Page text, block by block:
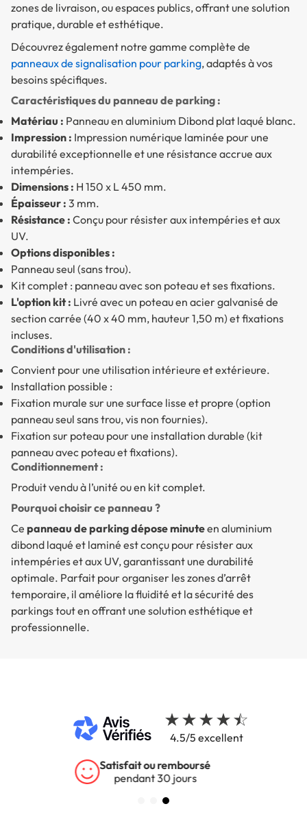
zones de livraison, ou espaces publics, offrant une solution
pratique, durable et esthétique.
Découvrez également notre gamme complète de
panneaux de signalisation pour parking, adaptés à vos
besoins spécifiques.
Caractéristiques du panneau de parking :
Matériau : Panneau en aluminium Dibond plat laqué blanc.
Impression : Impression numérique laminée pour une
durabilité exceptionnelle et une résistance accrue aux
intempéries.
Dimensions : H 150 x L 450 mm.
Épaisseur : 3 mm.
Résistance : Conçu pour résister aux intempéries et aux
UV.
Options disponibles :
Panneau seul (sans trou).
Kit complet : panneau avec son poteau et ses fixations.
L'option kit : Livré avec un poteau en acier galvanisé de
section carrée (40 x 40 mm, hauteur 1,50 m) et fixations
incluses.
Conditions d'utilisation :
Convient pour une utilisation intérieure et extérieure.
Installation possible :
Fixation murale sur une surface lisse et propre (option
panneau seul sans trou, vis non fournies).
Fixation sur poteau pour une installation durable (kit
panneau avec poteau et fixations).
Conditionnement :
Produit vendu à l’unité ou en kit complet.
Pourquoi choisir ce panneau ?
Ce panneau de parking dépose minuteen aluminium
dibond laqué et laminé est conçu pour résister aux
intempéries et aux UV, garantissant une durabilité
optimale. Parfait pour organiser les zones d’arrêt
temporaire, il améliore la fluidité et la sécurité des
parkings tout en offrant une solution esthétique et
professionnelle.
4.5/5 excellent
Garantie 5 ans
sur tous nos produits